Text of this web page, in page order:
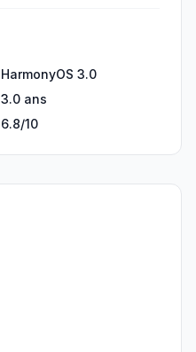
HarmonyOS 3.0
3.0 ans
6.8/10